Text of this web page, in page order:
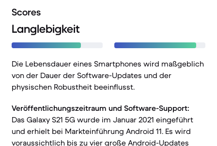
Scores
Langlebigkeit
Die Lebensdauer eines Smartphones wird maßgeblich
von der Dauer der Software-Updates und der
physischen Robustheit beeinflusst.
Veröffentlichungszeitraum und Software-Support:
Das Galaxy S21 5G wurde im Januar 2021 eingeführt
und erhielt bei Markteinführung Android 11. Es wird
voraussichtlich bis zu vier große Android-Updates